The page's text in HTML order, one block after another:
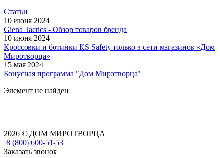
Статьи
10 июня 2024
Giena Tactics - Обзор товаров бренда
10 июня 2024
Кроссовки и ботинки KS Safety только в сети магазинов «Дом
Миротворца»
15 мая 2024
Бонусная программа "Дом Миротворца"
Элемент не найден
2026 © ДОМ МИРОТВОРЦА
8 (800) 600-51-53
Заказать звонок